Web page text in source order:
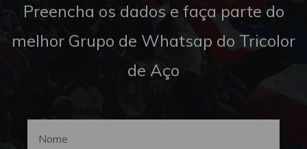
Preencha os dados e faça parte do
melhor Grupo de Whatsap do Tricolor
de Aço